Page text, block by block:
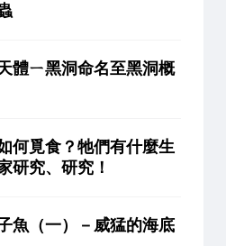
體ㄧ黑洞命名至黑洞概
何覓食？牠們有什麼生
研究、研究！
魚（一）－威猛的海底